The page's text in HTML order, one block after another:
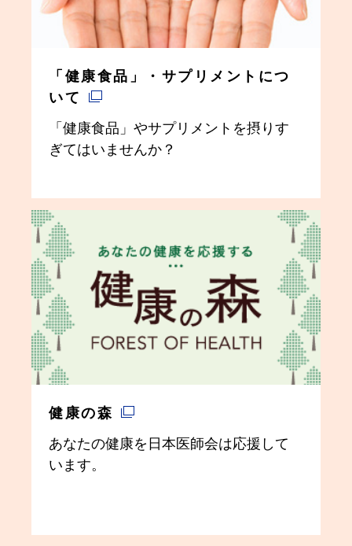
「健康食品」・サプリメントにつ
いて
「健康食品」やサプリメントを摂りす
ぎてはいませんか？
健康の森
あなたの健康を日本医師会は応援して
います。